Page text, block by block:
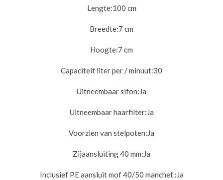
Lengte:100 cm
Breedte:7 cm
Hoogte:7 cm
Capaciteit liter per / minuut:30
Uitneembaar sifon:Ja
Uitneembaar haarfilter:Ja
Voorzien van stelpoten:Ja
Zijaansluiting 40 mm:Ja
Inclusief PE aansluit mof 40/50 manchet :Ja